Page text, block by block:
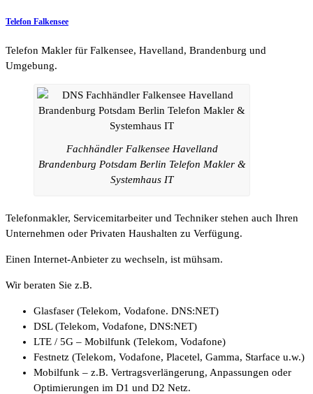
Telefon Falkensee
Telefon Makler für Falkensee, Havelland, Brandenburg und
Umgebung.
Fachhändler Falkensee Havelland
Brandenburg Potsdam Berlin Telefon Makler &
Systemhaus IT
Telefonmakler, Servicemitarbeiter und Techniker stehen auch Ihren
Unternehmen oder Privaten Haushalten zu Verfügung.
Einen Internet-Anbieter zu wechseln, ist mühsam.
Wir beraten Sie z.B.
Glasfaser (Telekom, Vodafone. DNS:NET)
DSL (Telekom, Vodafone, DNS:NET)
LTE / 5G – Mobilfunk (Telekom, Vodafone)
Festnetz (Telekom, Vodafone, Placetel, Gamma, Starface u.w.)
Mobilfunk – z.B. Vertragsverlängerung, Anpassungen oder
Optimierungen im D1 und D2 Netz.